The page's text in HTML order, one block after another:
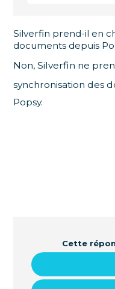
Silverfin prend-il en
documents depuis
Non, Silverfin ne
synchronisation des
Popsy.
Cette